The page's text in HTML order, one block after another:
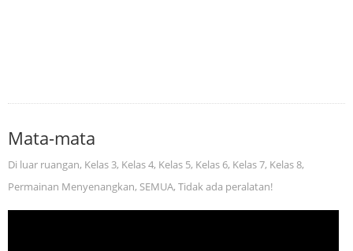
Mata-mata
Di luar ruangan, Kelas 3, Kelas 4, Kelas 5, Kelas 6, Kelas 7, Kelas 8,
Permainan Menyenangkan, SEMUA, Tidak ada peralatan!